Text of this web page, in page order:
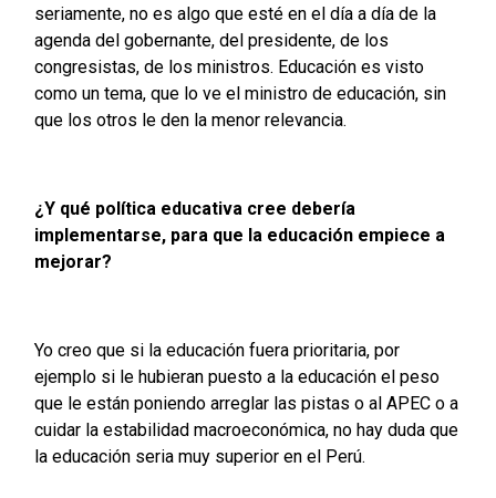
seriamente, no es algo que esté en el día a día de la
agenda del gobernante, del presidente, de los
congresistas, de los ministros. Educación es visto
como un tema, que lo ve el ministro de educación, sin
que los otros le den la menor relevancia.
¿Y qué política educativa cree debería
implementarse, para que la educación empiece a
mejorar?
Yo creo que si la educación fuera prioritaria, por
ejemplo si le hubieran puesto a la educación el peso
que le están poniendo arreglar las pistas o al APEC o a
cuidar la estabilidad macroeconómica, no hay duda que
la educación seria muy superior en el Perú.